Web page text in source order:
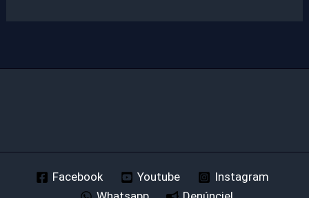
Facebook Youtube
Instagram